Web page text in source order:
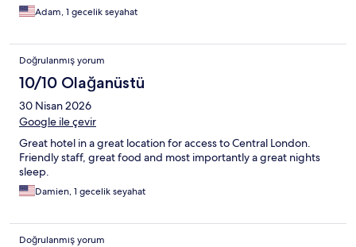
Adam, 1 gecelik seyahat
Doğrulanmış yorum
10/10 Olağanüstü
30 Nisan 2026
Google ile çevir
Great hotel in a great location for access to Central London.
Friendly staff, great food and most importantly a great nights
sleep.
Damien, 1 gecelik seyahat
Doğrulanmış yorum